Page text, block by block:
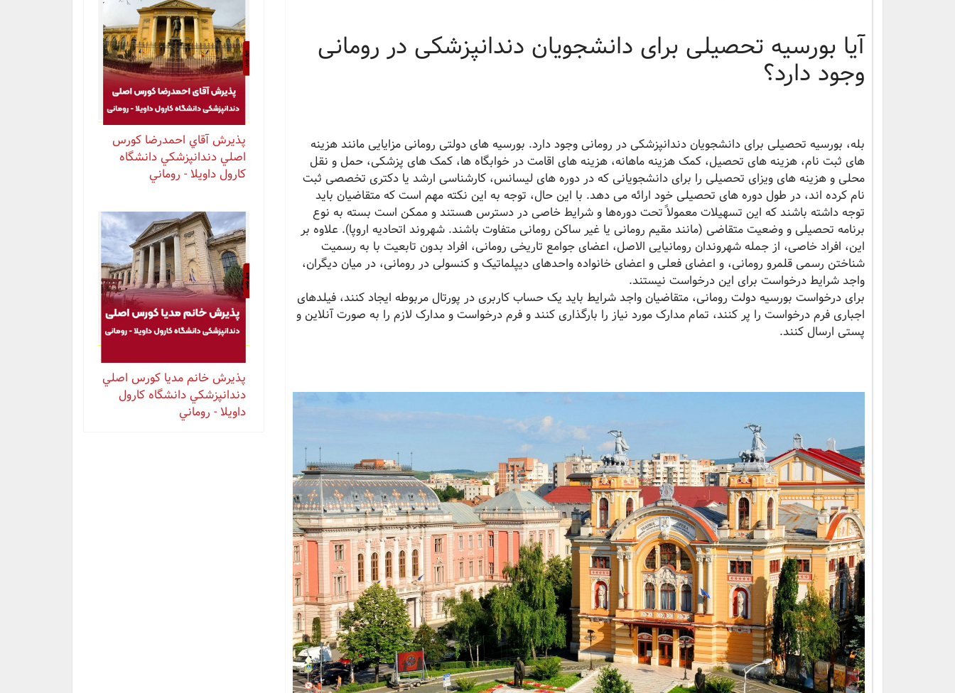
آیا بورسیه تحصیلی برای دانشجویان دندانپزشکی در رومانی
وجود دارد؟
بله، بورسیه تحصیلی برای دانشجویان دندانپزشکی در رومانی وجود دارد. بورسیه های دولتی رومانی مزایایی مانند هزینه
های ثبت نام، هزینه های تحصیل، کمک هزینه ماهانه، هزینه های اقامت در خوابگاه ها، کمک های پزشکی، حمل و نقل
محلی و هزینه های ویزای تحصیلی را برای دانشجویانی که در دوره های لیسانس، کارشناسی ارشد یا دکتری تخصصی ثبت
نام کرده اند، در طول دوره های تحصیلی خود ارائه می دهد. با این حال، توجه به این نکته مهم است که متقاضیان باید
توجه داشته باشند که این تسهیلات معمولاً تحت دوره‌ها و شرایط خاصی در دسترس هستند و ممکن است بسته به نوع
برنامه تحصیلی و وضعیت متقاضی (مانند مقیم رومانی یا غیر ساکن رومانی متفاوت باشند. شهروند اتحادیه اروپا). علاوه بر
این، افراد خاصی، از جمله شهروندان رومانیایی الاصل، اعضای جوامع تاریخی رومانی، افراد بدون تابعیت با به رسمیت
شناختن رسمی قلمرو رومانی، و اعضای فعلی و اعضای خانواده واحدهای دیپلماتیک و کنسولی در رومانی، در میان دیگران،
واجد شرایط درخواست برای این درخواست نیستند.
برای درخواست بورسیه دولت رومانی، متقاضیان واجد شرایط باید یک حساب کاربری در پورتال مربوطه ایجاد کنند، فیلدهای
اجباری فرم درخواست را پر کنند، تمام مدارک مورد نیاز را بارگذاری کنند و فرم درخواست و مدارک لازم را به صورت آنلاین و
پستی ارسال کنند.
پذيرش آقاي احمدرضا كورس
اصلي دندانپزشكي دانشگاه
كارول داويلا - روماني
پذيرش خانم مدیا كورس اصلي
دندانپزشكي دانشگاه كارول
داويلا - روماني